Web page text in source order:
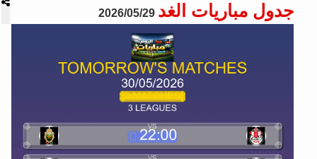
جدول مباريات الغد 2026/05/29